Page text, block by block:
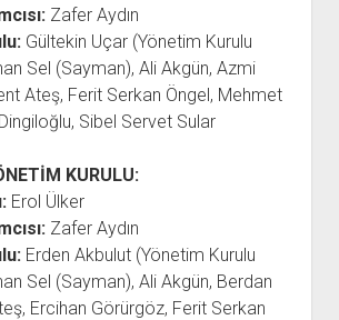
İŞİTSEL ARŞİV FONU
YARARLANMA KOŞULLARI
HAREKETİ KİTAPLIĞI
HAREKETİ KİTAPLIĞI
HAREKETİ KİTAPLIĞI
HAREKETİ KİTAPLIĞI
KÜLLİYATI KİTAPLIĞI
NÂZIM HİKMET KİTAPLIĞI
KIVILCIMLI KİTAPLIĞI
KERİM SADİ KİTAPLIĞI
KİTAP ABONE FORMU
BANKA HESAPLARIMIZ
ÇALIŞMA GÜNLERİMİZ
Zafer Aydın
Gültekin Uçar (Yönetim Kurulu
Sel (Sayman), Ali Akgün, Azmi
Ateş, Ferit Serkan Öngel, Mehmet
Sibel Servet Sular
KURULU:
Erol Ülker
Zafer Aydın
Erden Akbulut (Yönetim Kurulu
Sel (Sayman), Ali Akgün, Berdan
Ercihan Görürgöz, Ferit Serkan